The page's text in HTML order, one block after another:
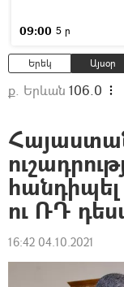
09:00 5 ր
Երեկ Այսօր
ք. Երևան 106.0
ու ՌԴ
16:42 04.10.2021